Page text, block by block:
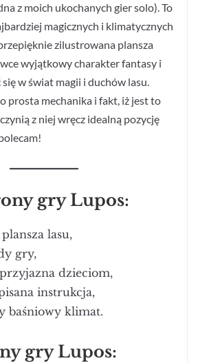
z moich ukochanych gier solo). To
magicznych i klimatycznych
zilustrowana plansza
wyjątkowy charakter fantasy i
w świat magii i duchów lasu.
prosta mechanika i fakt, iż jest to
z niej wręcz idealną pozycję
gry Lupos:
lasu,
gry,
dzieciom,
instrukcja,
baśniowy klimat.
gry Lupos: